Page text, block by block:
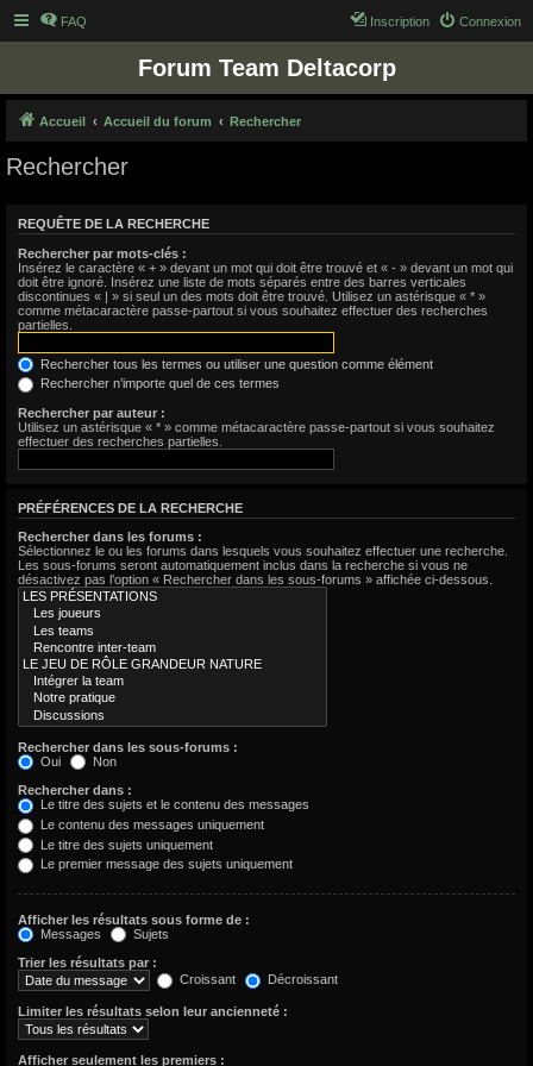
FAQ Connexion
Inscription
Forum Team Deltacorp
Accueil Accueil du forum Rechercher
Rechercher
REQUÊTE DE LA RECHERCHE
Rechercher par mots-clés :
Insérez le caractère « + » devant un mot qui doit être trouvé et « - » devant un mot qui
doit être ignoré. Insérez une liste de mots séparés entre des barres verticales
discontinues « | » si seul un des mots doit être trouvé. Utilisez un astérisque « * »
comme métacaractère passe-partout si vous souhaitez effectuer des recherches
partielles.
Rechercher tous les termes ou utiliser une question comme élément
Rechercher n’importe quel de ces termes
Rechercher par auteur :
Utilisez un astérisque « * » comme métacaractère passe-partout si vous souhaitez
effectuer des recherches partielles.
PRÉFÉRENCES DE LA RECHERCHE
Rechercher dans les forums :
Sélectionnez le ou les forums dans lesquels vous souhaitez effectuer une recherche.
Les sous-forums seront automatiquement inclus dans la recherche si vous ne
désactivez pas l’option « Rechercher dans les sous-forums » affichée ci-dessous.
Rechercher dans les sous-forums :
Oui
Non
Rechercher dans :
Le titre des sujets et le contenu des messages
Le contenu des messages uniquement
Le titre des sujets uniquement
Le premier message des sujets uniquement
Afficher les résultats sous forme de :
Messages
Sujets
Trier les résultats par :
Croissant
Décroissant
Limiter les résultats selon leur ancienneté :
Afficher seulement les premiers :